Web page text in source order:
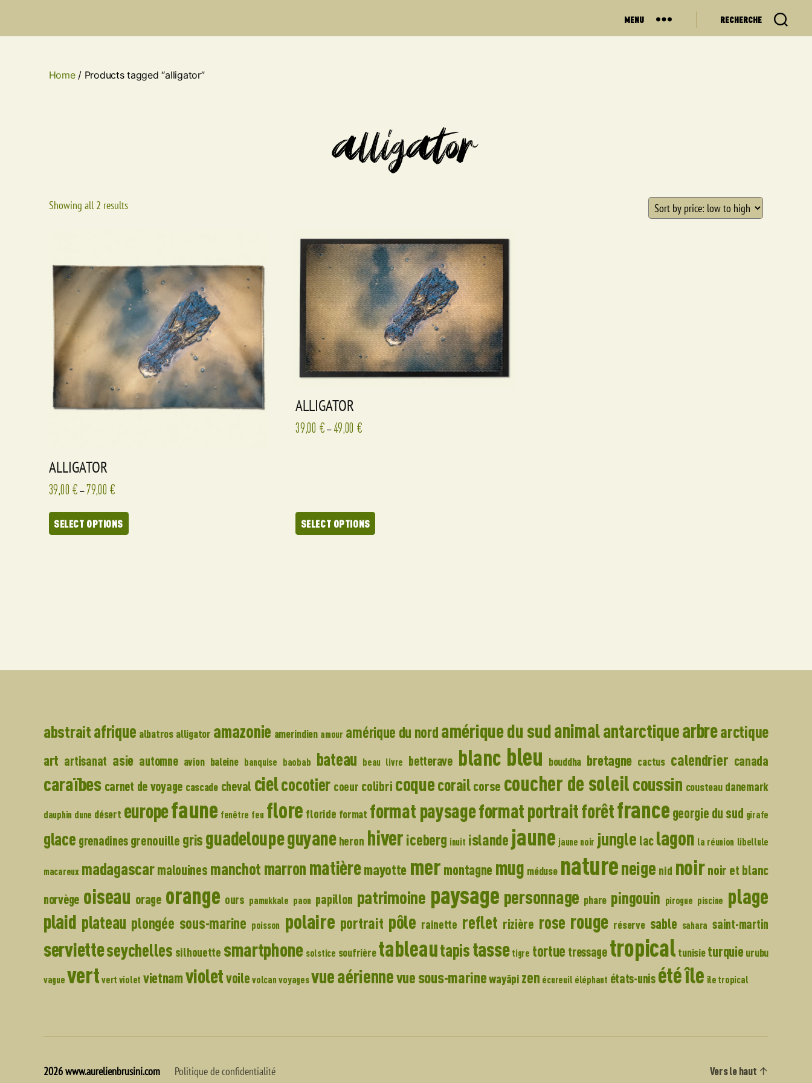
MENU RECHERCHE
Home/ Products tagged “alligator”
alligator
Showing all 2 results
ALLIGATOR
39,00 € –79,00 €
SELECT OPTIONS
ALLIGATOR
39,00 € – 49,00 €
SELECT OPTIONS
abstraitafrique albatros alligator amazonie amerindien amour amérique du nord amérique du sudanimalantarctiquearbrearctique
art artisanat asie automne avion baleine banquise baobab bateau beau livre betterave blanc bleu bouddha bretagne cactus calendrier canada
caraïbes carnet de voyage cascade cheval cielcocotier coeur colibri coquecorailcorse coucher de soleilcoussin cousteau danemark
dauphin dune désert europefaune fenêtre feu flore floride format format paysageformat portraitforêtfrance georgie du sud girafe
glace grenadines grenouille gris guadeloupeguyane heron hiver iceberg inuit islande jaune jaune noir jungle lac lagon la réunion libellule
macareux madagascarmalouines manchot marron matièremayotte mer montagne mug méduse natureneige nid noirnoir et blanc
norvège oiseau orage orange ours pamukkale paon papillon patrimoine paysage personnage phare pingouin pirogue piscine plage
plaid plateau plongée sous-marine poisson polaire portrait pôle rainette reflet rizière rose rouge réserve sable sahara saint-martin
servietteseychelles silhouette smartphone solstice soufrière tableautapistasse tigre tortue tressage tropical tunisieturquie urubu
vague vert vert violet vietnamvioletvoile volcan voyages vue aériennevue sous-marinewayãpi zen écureuil éléphant états-unis étéîle île tropical
2026www.aurelienbrusini.com Politique de confidentialité Vers le haut ↑